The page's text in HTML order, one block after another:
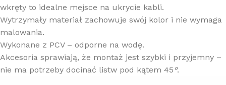
wkręty to idealne mejsce na ukrycie kabli.
Wytrzymały materiał zachowuje swój kolor i nie wymaga
malowania.
Wykonane z PCV – odporne na wodę.
Akcesoria sprawiają, że montaż jest szybki i przyjemny –
nie ma potrzeby docinać listw pod kątem 45 °.